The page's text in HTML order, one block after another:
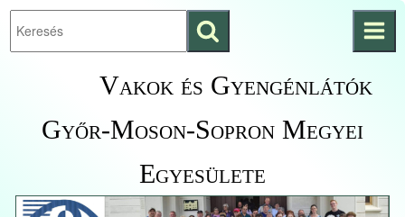
Ugrás a fő
KezdőlapraVakok és Gyengénlátók
Győr-Moson-Sopron Megyei
Egyesülete
Keresés
indítása